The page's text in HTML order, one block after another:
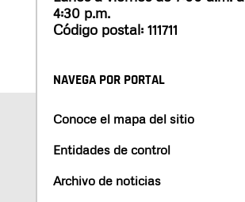
4:30 p.m.
Código postal: 111711
NAVEGA POR PORTAL
Conoce el mapa del sitio
Entidades de control
Archivo de noticias